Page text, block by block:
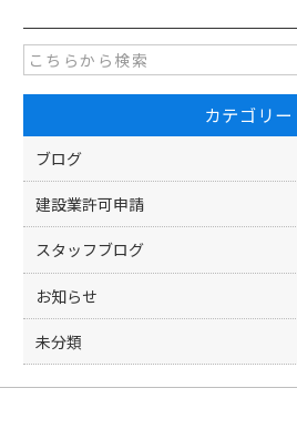
e
b
o
o
k
er
カテゴリー
ブログ
建設業許可申請
スタッフブログ
お知らせ
未分類